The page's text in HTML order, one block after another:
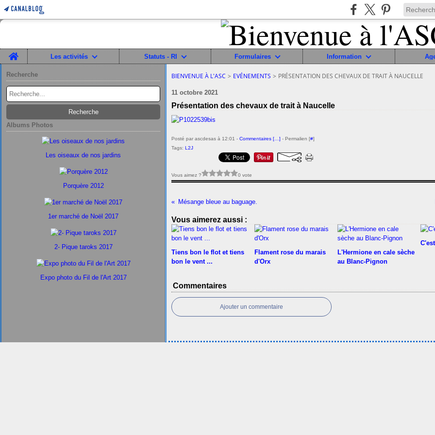
Home
Les activités Statuts - RI Formulaires Information
Recherche
Albums Photos
Les oiseaux de nos jardins
Porquère 2012
1er marché de Noël 2017
2- Pique taroks 2017
Expo photo du Fil de l'Art 2017
BIENVENUE À L'ASC > EVÉNEMENTS > PRÉSENTATION DES CHEVAUX DE TRAIT À NAUCELLE
11 octobre 2021
Présentation des chevaux de trait à Naucelle
Posté par ascdesas à 12:01 - Commentaires [ ] - Permalien [#]
Tags: L2J
Vous aimez ? 0 vote
Mésange bleue au baguage.
Vous aimerez aussi :
Tiens bon le flot et tiens
bon le vent ...
Flament rose du marais
d'Orx
L'Hermione en cale sèche
au Blanc-Pignon
Commentaires
Ajouter un commentaire